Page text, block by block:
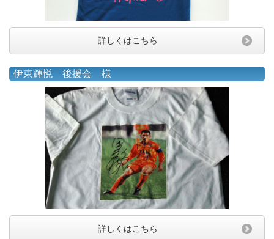
詳しくはこちら
伊東輝悦 後援会 様
詳しくはこちら